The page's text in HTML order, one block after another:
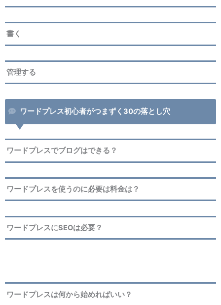
書く
管理する
ワードプレス初心者がつまずく30の落とし穴
ワードプレスでブログはできる？
ワードプレスを使うのに必要は料金は？
ワードプレスにSEOは必要？
ワードプレスは何から始めればいい？